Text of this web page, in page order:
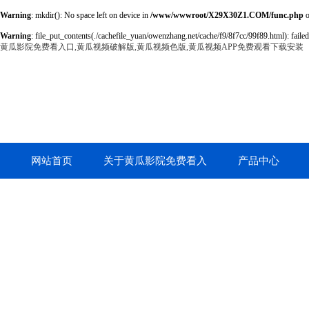
Warning: mkdir(): No space left on device in /www/wwwroot/X29X30Z1.COM/func.php
Warning: file_put_contents(./cachefile_yuan/owenzhang.net/cache/f9/8f7cc/99f89.html):
黄瓜影院免费看入口,黄瓜视频破解版,黄瓜视频色版,黄瓜视频APP免费观看下载安装
网站首页 关于黄瓜影院免费看入 产品中心